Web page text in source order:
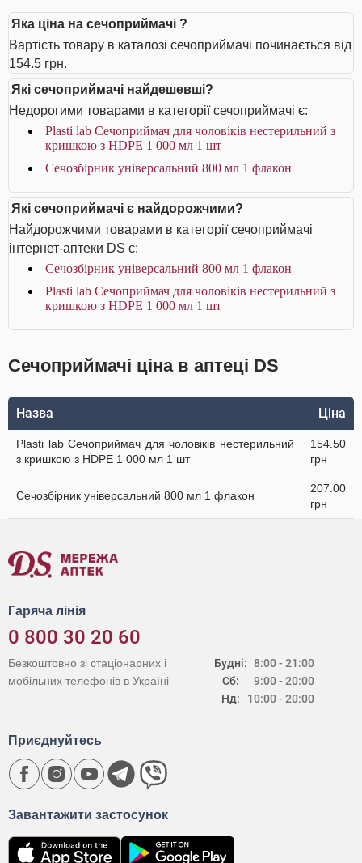
Яка ціна на сечоприймачі ?
Вартість товару в каталозі сечоприймачі починається від
154.5 грн.
Які сечоприймачі найдешевші?
Недорогими товарами в категорії сечоприймачі є:
Plasti lab Сечоприймач для чоловіків нестерильний з
кришкою з HDPE 1 000 мл 1 шт
Сечозбірник універсальний 800 мл 1 флакон
Які сечоприймачі є найдорожчими?
Найдорожчими товарами в категорії сечоприймачі
інтернет-аптеки DS є:
Сечозбірник універсальний 800 мл 1 флакон
Plasti lab Сечоприймач для чоловіків нестерильний з
кришкою з HDPE 1 000 мл 1 шт
Сечоприймачі ціна в аптеці DS
Назва Ціна
Plasti lab Сечоприймач для чоловіків нестерильний
з кришкою з HDPE 1 000 мл 1 шт
154.50
грн
Сечозбірник універсальний 800 мл 1 флакон
207.00
грн
Гаряча лінія
0 800 30 20 60
Будні:
Сб:
Нд:
8:00 - 21:00
9:00 - 20:00
10:00 - 20:00
Безкоштовно зі стаціонарних і
мобільних телефонів в Україні
Завантажити застосунок
Приєднуйтесь